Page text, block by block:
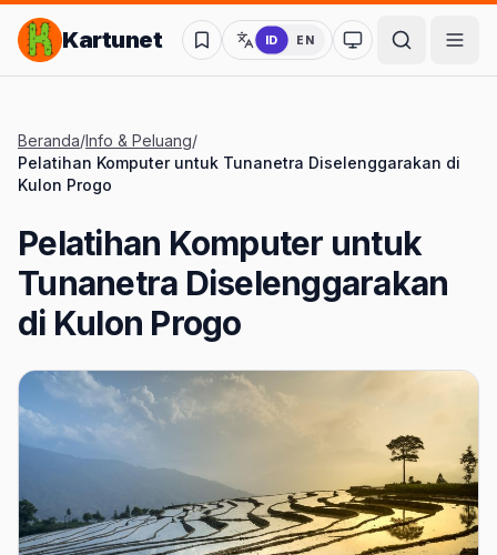
Lompat ke Konten Utama
Kartunet ID EN
Ubah ke mode
Beranda/Info & Peluang/
Pelatihan Komputer untuk Tunanetra Diselenggarakan di
Kulon Progo
Pelatihan Komputer untuk
Tunanetra Diselenggarakan
di Kulon Progo